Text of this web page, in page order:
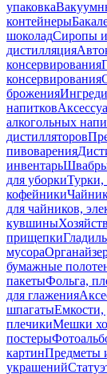
упаковка
контейнеры
шоколадСиропы
дистилляция
консервирования
консервирования
брожения
напитков
алкогольных
дистилляторов
пивоварения
инвентарь
для уборкиТурки,
кофейники
для чайников,
кувшины
прищепки
мусора
бумажные
пакетыФольга,
для глажения
шпагатыЕмкости,
плечикиМешки
постеры
картинПредметы
украшений